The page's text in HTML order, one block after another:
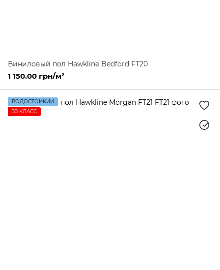
Виниловый пол Hawkline Bedford FT20
1 150.00 грн/м²
ВОДОСТОЙКИЙ
ЗЗ КЛАСС